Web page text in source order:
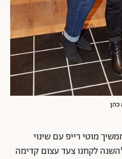
כהן
מוטי רייפ עם שינוי
לקחנו צעד עצום קדימה